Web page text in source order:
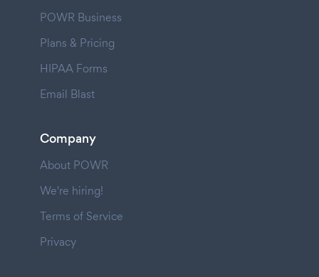
POWR Business
Plans & Pricing
HIPAA Forms
Email Blast
Company
About POWR
We're hiring!
Terms of Service
Privacy